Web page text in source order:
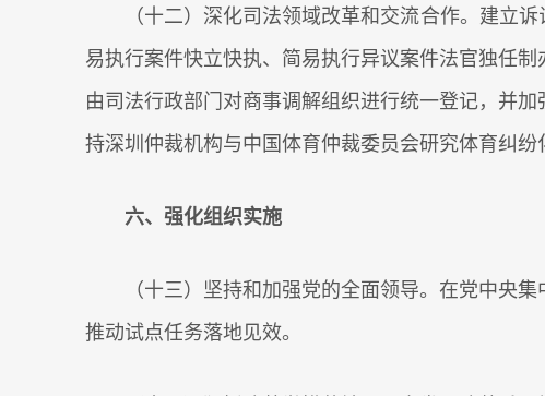
（十二）深化司法领域改革和交流合作。建立诉
易执行案件快立快执、简易执行异议案件法官独任
由司法行政部门对商事调解组织进行统一登记，并
持深圳仲裁机构与中国体育仲裁委员会研究体育纠纷
六、强化组织实施
（十三）坚持和加强党的全面领导。在党中央集
推动试点任务落地见效。